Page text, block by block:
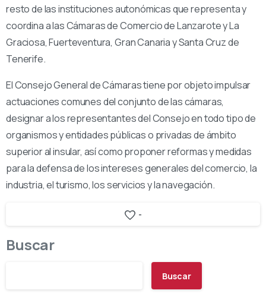
resto de las instituciones autonómicas que representa y
coordina a las Cámaras de Comercio de Lanzarote y La
Graciosa, Fuerteventura, Gran Canaria y Santa Cruz de
Tenerife.
El Consejo General de Cámaras tiene por objeto impulsar
actuaciones comunes del conjunto de las cámaras,
designar a los representantes del Consejo en todo tipo de
organismos y entidades públicas o privadas de ámbito
superior al insular, así como proponer reformas y medidas
para la defensa de los intereses generales del comercio, la
industria, el turismo, los servicios y la navegación.
-
Buscar
Buscar